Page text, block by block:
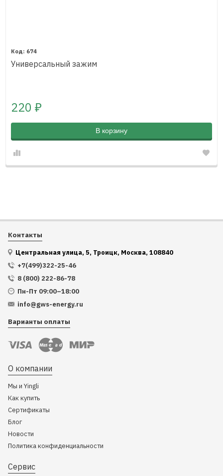
674
Универсальный зажим
220 ₽
В корзину
Контакты
Центральная улица, 5, Троицк, Москва, 108840
+7(499)322-25-46
8 (800) 222-86-78
Пн-Пт 09:00–18:00
info@gws-energy.ru
Варианты оплаты
О компании
Мы и Yingli
Как купить
Сертификаты
Блог
Новости
Политика конфиденциальности
Сервис